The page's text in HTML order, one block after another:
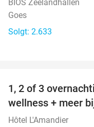
BIOS Zeelandhallen
Goes
Solgt: 2.633
DAG
1, 2 of 3
wellness + meer
Hôtel L'Amandier